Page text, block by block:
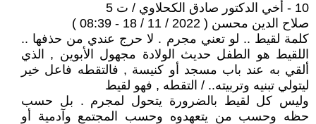
10 - أخي الدكتور صادق الكحلاوي / ت 5
صلاح الدين محسن ( 2022 / 11 / 18 - 08:39 )
كلمة لقيط .. لو تعني مجرم . لا حرج عندي من حذفها ..
اللقيط هو الطفل حديث الولادة مجهول الأبوين , الذي
ألقي به عند باب مسجد أو كنيسة , فالتقطه فاعل خير
ليتولي تبنيه وتربيته.. / التقطه , فهو لقيط
وليس كل لقيط بالضرورة يتحول لمجرم . بل حسب
حظه وحسب من يتعهدوه وحسب المجتمع وآدمية أو